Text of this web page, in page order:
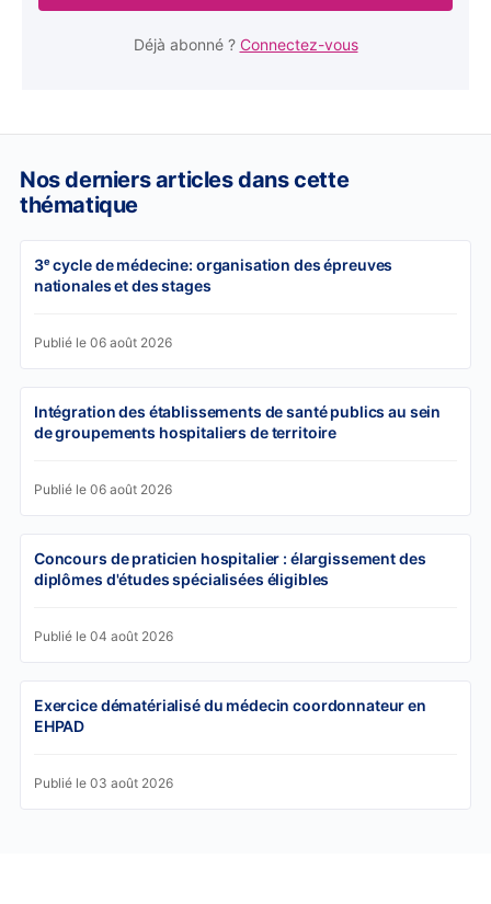
Déjà abonné ? Connectez-vous
Nos derniers articles dans cette
thématique
3ᵉ cycle de médecine: organisation des épreuves
nationales et des stages
Publié le 06 août 2026
Intégration des établissements de santé publics au sein
de groupements hospitaliers de territoire
Publié le 06 août 2026
Concours de praticien hospitalier : élargissement des
diplômes d'études spécialisées éligibles
Publié le 04 août 2026
Exercice dématérialisé du médecin coordonnateur en
EHPAD
Publié le 03 août 2026